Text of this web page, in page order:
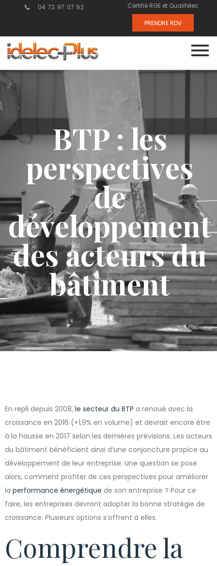
04 72 97 07 92 Certifié RGE et Qualifelec
PRENDRE RDV
BTP : les
perspectives
de
développement
des acteurs du
bâtiment
En repli depuis 2008, le secteur du BTP a renoué avec la
croissance en 2016 (+1,9% en volume) et devrait encore être
à la hausse en 2017 selon les dernières prévisions. Les acteurs
du bâtiment bénéficient ainsi d’une conjoncture propice au
développement de leur entreprise. Une question se pose
alors, comment profiter de ces perspectives pour améliorer
la performance énergétique de son entreprise ? Pour ce
faire, les entreprises devront adopter la bonne stratégie de
croissance. Plusieurs options s’offrent à elles.
Comprendre la